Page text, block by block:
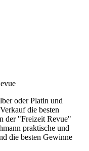
oder Platin und
die besten
der "Freizeit Revue"
praktische und
die besten Gewinne